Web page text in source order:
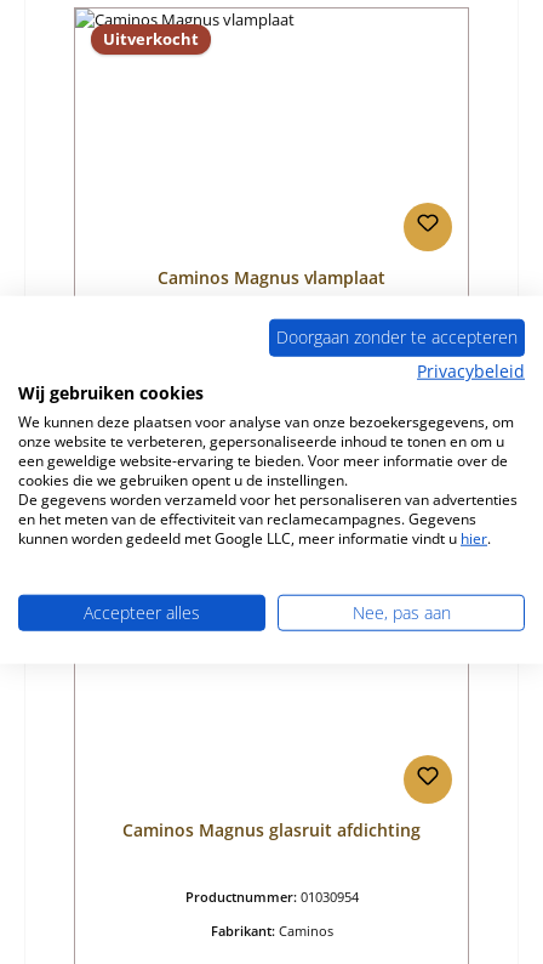
Uitverkocht
Caminos Magnus vlamplaat
Productnummer:01006607
Normale prijs:
€ 57,24
alleen beschikbaar op aanvraag
Details
Caminos Magnus glasruit afdichting
Productnummer: 01030954
Fabrikant: Caminos
Doorgaan zonder te accepteren
Privacybeleid
Wij gebruiken cookies
We kunnen deze plaatsen voor analyse van onze bezoekersgegevens, om
onze website te verbeteren, gepersonaliseerde inhoud te tonen en om u
een geweldige website-ervaring te bieden. Voor meer informatie over de
cookies die we gebruiken opent u de instellingen.
De gegevens worden verzameld voor het personaliseren van advertenties
en het meten van de effectiviteit van reclamecampagnes. Gegevens
kunnen worden gedeeld met Google LLC, meer informatie vindt u hier.
Accepteer alles Nee, pas aan